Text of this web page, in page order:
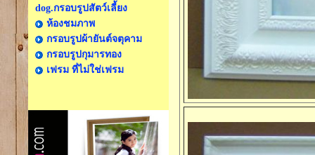
dog.กรอบรูปสัตว์เลี้ยง
ห้องชมภาพ
กรอบรูปผ้ายันต์จตุคาม
กรอบรูปกุมารทอง
เฟรม ที่ไม่ใช่เฟรม